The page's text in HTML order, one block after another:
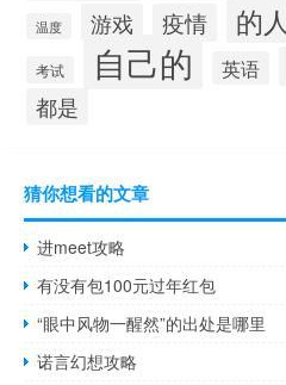
温度 游戏 疫情 的人
考试 自己的 英语
都是
猜你想看的文章
进meet攻略
有没有包100元过年红包
“眼中风物一醒然”的出处是哪里
诺言幻想攻略